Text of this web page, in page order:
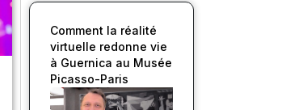
Comment la réalité
virtuelle redonne vie
à Guernica au Musée
Picasso-Paris